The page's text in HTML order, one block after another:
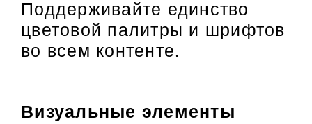
Поддерживайте единство
цветовой палитры и шрифтов
во всем контенте.
Визуальные элементы